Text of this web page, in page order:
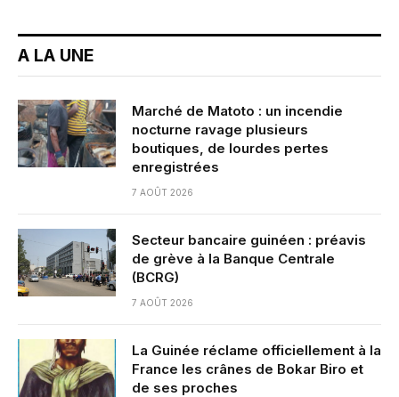
A LA UNE
Marché de Matoto : un incendie
nocturne ravage plusieurs
boutiques, de lourdes pertes
enregistrées
7 AOÛT 2026
Secteur bancaire guinéen : préavis
de grève à la Banque Centrale
(BCRG)
7 AOÛT 2026
La Guinée réclame officiellement à la
France les crânes de Bokar Biro et
de ses proches